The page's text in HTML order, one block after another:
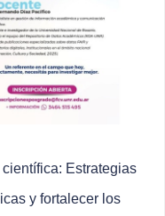
Estrategias
y fortalecer los